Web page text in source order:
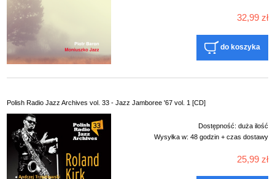
32,99 zł
do koszyka
Polish Radio Jazz Archives vol. 33 - Jazz Jamboree '67 vol. 1 [CD]
Dostępność: duża ilość
Wysyłka w: 48 godzin + czas dostawy
25,99 zł